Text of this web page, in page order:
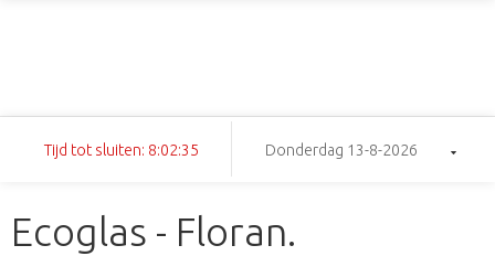
Tijd tot sluiten: 8:02:34 Donderdag 13-8-2026
Ecoglas - Floran.